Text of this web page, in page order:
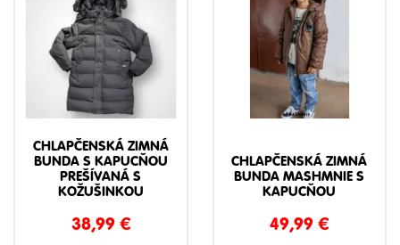
CHLAPČENSKÁ ZIMNÁ
BUNDA S KAPUCŇOU
PREŠÍVANÁ S
KOŽUŠINKOU
38,99 €
CHLAPČENSKÁ ZIMNÁ
BUNDA MASHMNIE S
KAPUCŇOU
49,99€